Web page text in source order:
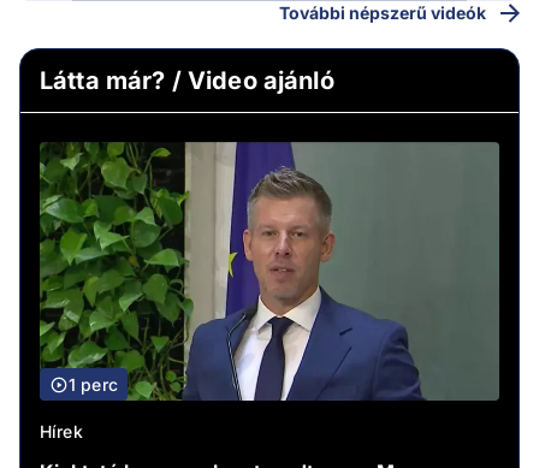
További népszerű videók
Látta már? / Video ajánló
1 perc
Hírek